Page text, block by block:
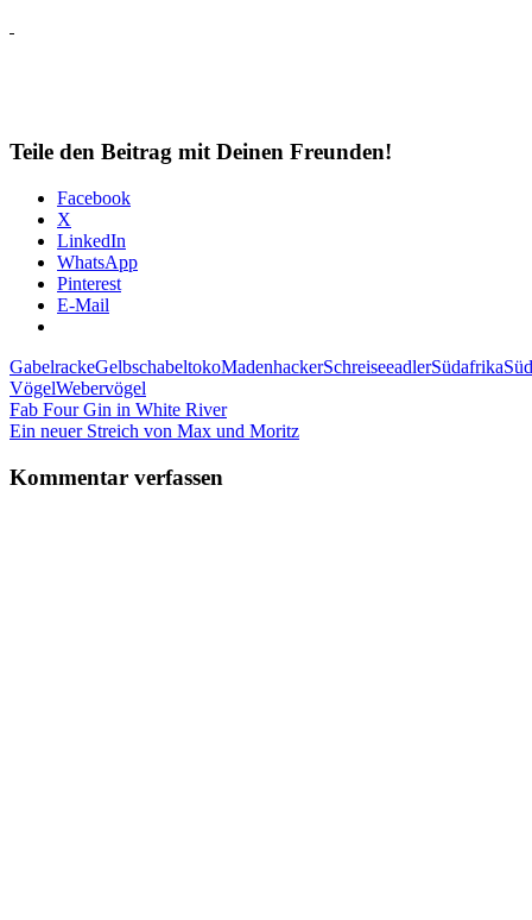
Teile den Beitrag mit Deinen Freunden!
Facebook
X
LinkedIn
WhatsApp
Pinterest
E-Mail
GabelrackeGelbschabeltokoMadenhackerSchreiseeadlerSüdafrika
VögelWebervögel
Beitragsnavigation
Vorheriger
Beitrag:
Fab Four Gin in White River
Nächster
Ein neuer Streich von Max und Moritz
Kommentar verfassen